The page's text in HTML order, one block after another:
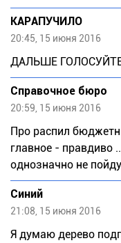
КАРАПУЧИЛО
20:45, 15 июня 2016
ДАЛЬШЕ
Справочное бюро
20:59, 15 июня 2016
Про распил
главное - правдиво
однозначно не
Синий
21:08, 15 июня 2016
Я думаю дерево